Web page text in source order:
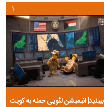
ببینید| انیمیشن لگویی حمله به کویت
۱